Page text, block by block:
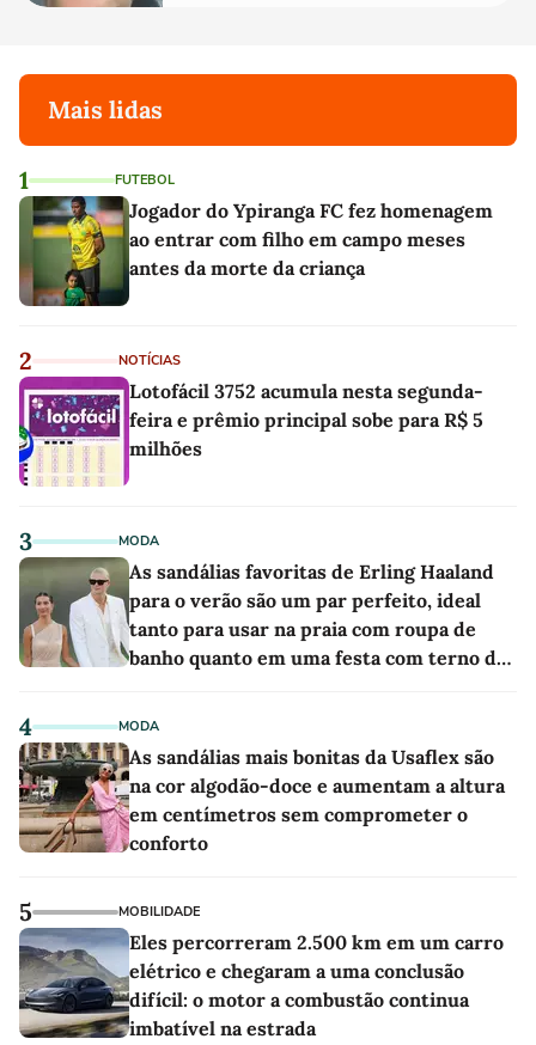
Mais lidas
1 FUTEBOL
Jogador do Ypiranga FC fez homenagem
ao entrar com filho em campo meses
antes da morte da criança
2 NOTÍCIAS
Lotofácil 3752 acumula nesta segunda-
feira e prêmio principal sobe para R$ 5
milhões
3 MODA
As sandálias favoritas de Erling Haaland
para o verão são um par perfeito, ideal
tanto para usar na praia com roupa de
banho quanto em uma festa com terno de
4 MODA
As sandálias mais bonitas da Usaflex são
na cor algodão-doce e aumentam a altura
em centímetros sem comprometer o
conforto
5 MOBILIDADE
Eles percorreram 2.500 km em um carro
elétrico e chegaram a uma conclusão
difícil: o motor a combustão continua
imbatível na estrada